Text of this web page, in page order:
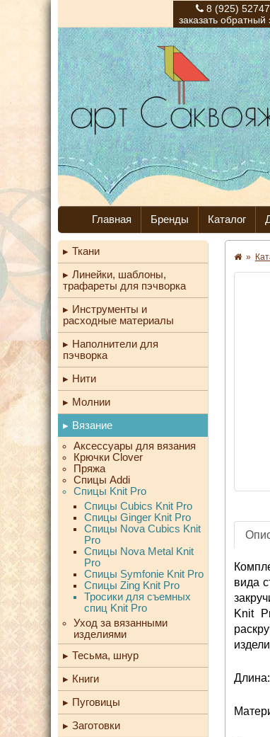
8 (925)
заказать обратный
Главная Бренды Каталог
Ткани
Линейки, шаблоны,
трафареты для пэчворка
Инструменты и
расходные материалы
Наполнители для
пэчворка
Нити
Молнии
Вязание
Аксессуары для вязания
Крючки Clover
Пряжа
Спицы Addi
Спицы Knit Pro
Спицы Cubics Knit Pro
Спицы Ginger Knit Pro
Спицы Nova Cubics Knit
Pro
Спицы Nova Metal Knit
Pro
Спицы Symfonie Knit Pro
Спицы Zing Knit Pro
Тросики для съемных
спиц Knit Pro
Уход за вязанными
изделиями
Тесьма, шнур
Книги
Пуговицы
Заготовки
»
вида
Knit